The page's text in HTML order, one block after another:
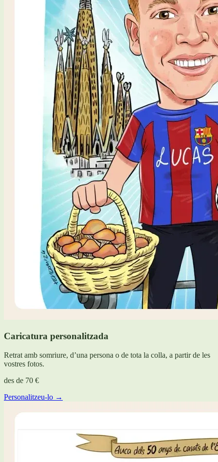
Caricatura personalitzada
Retrat amb somriure, d’una persona o de tota la colla, a partir de les
vostres fotos.
des de 70 €
Personalitzeu-lo →